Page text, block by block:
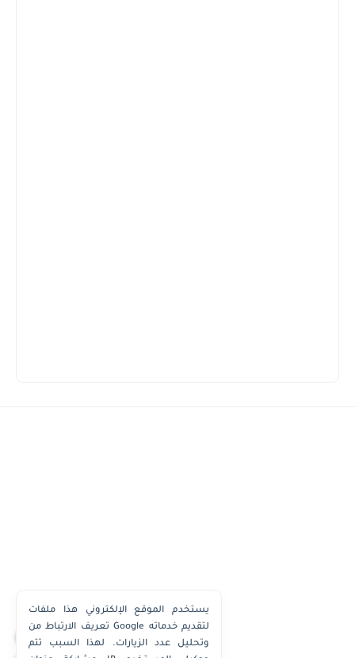
يستخدم الموقع الإلكتروني هذا ملفات
تعريف الارتباط من Google لتقديم خدماته
وتحليل عدد الزيارات. لهذا السبب تتم